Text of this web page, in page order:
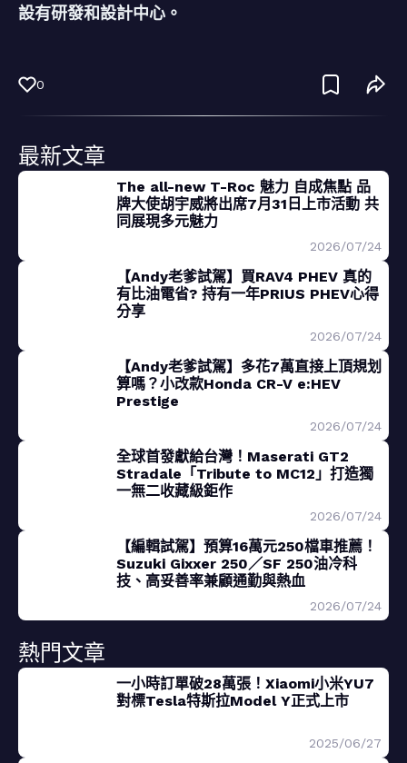
設有研發和設計中心。
0
最新文章
The all-new T-Roc 魅力 自成焦點 品
牌大使胡宇威將出席7月31日上市活動 共
同展現多元魅力
2026/07/24
【Andy老爹試駕】買RAV4 PHEV 真的
有比油電省? 持有一年PRIUS PHEV心得
分享
2026/07/24
【Andy老爹試駕】多花7萬直接上頂規划
算嗎？小改款Honda CR-V e:HEV
Prestige
2026/07/24
全球首發獻給台灣！Maserati GT2
Stradale「Tribute to MC12」打造獨
一無二收藏級鉅作
2026/07/24
【編輯試駕】預算16萬元250檔車推薦！
Suzuki Gixxer 250／SF 250油冷科
技、高妥善率兼顧通勤與熱血
2026/07/24
熱門文章
一小時訂單破28萬張！Xiaomi小米YU7
對標Tesla特斯拉Model Y正式上市
2025/06/27